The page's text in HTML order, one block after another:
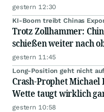
gestern 12:30
KI-Boom treibt Chinas
Trotz Zollhammer:
schießen weiter nach
gestern 11:45
Long-Position geht nicht auf
Crash-Prophet
Wette taugt wirklich
gestern 10:58